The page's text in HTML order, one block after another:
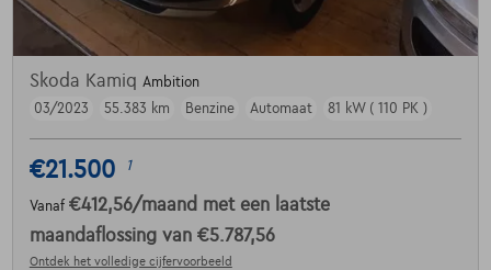
Skoda Kamiq Ambition
03/2023
55.383 km Benzine Automaat 81 kW ( 110 PK )
€21.500 1
Vanaf €412,56/maand met een laatste
maandaflossing van €5.787,56
Ontdek het volledige cijfervoorbeeld